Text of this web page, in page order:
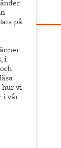
på
i
hur vi
i vår